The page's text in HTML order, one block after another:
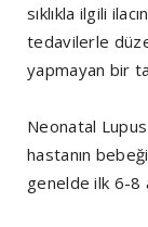
sıklıkla ilgili
tedavilerle
yapmayan bir
Neonatal
hastanın
genelde ilk 6-8